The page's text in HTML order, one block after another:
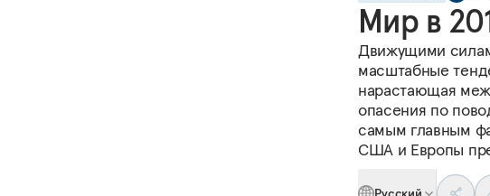
Мир в
Движущими
масштабные
нарастающая
опасения по
самым главным
США и Европы